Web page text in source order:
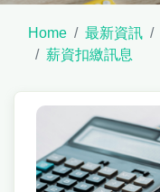
Home 最新資訊
薪資扣繳訊息